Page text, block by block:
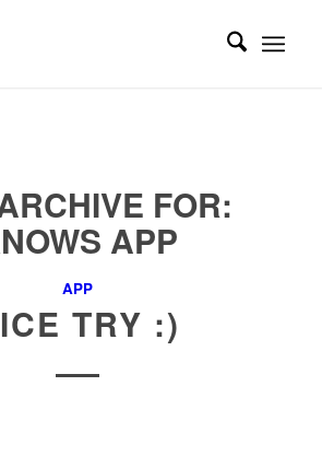
FOR:
APP
APP
TRY :)